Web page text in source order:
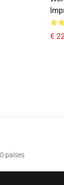
€
países